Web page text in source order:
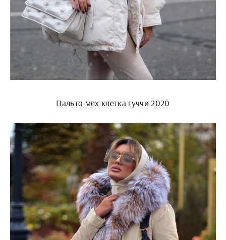
Пальто мех клетка гуччи 2020